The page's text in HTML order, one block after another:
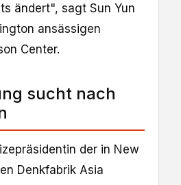
ändert", sagt Sun Yun
ansässigen
Center.
sucht nach
der in New
Denkfabrik Asia